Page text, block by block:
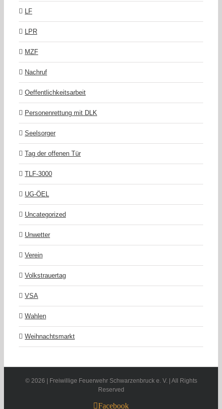
LF
LPR
MZF
Nachruf
Oeffentlichkeitsarbeit
Personenrettung mit DLK
Seelsorger
Tag der offenen Tür
TLF-3000
UG-ÖEL
Uncategorized
Unwetter
Verein
Volkstrauertag
VSA
Wahlen
Weihnachtsmarkt
© 2026 | Freiwillige Feuerwehr Schwarzenbruck e. V. | All Rights
Reserved
Facebook